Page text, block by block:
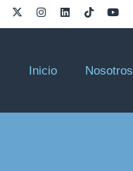
Inicio Nosotros